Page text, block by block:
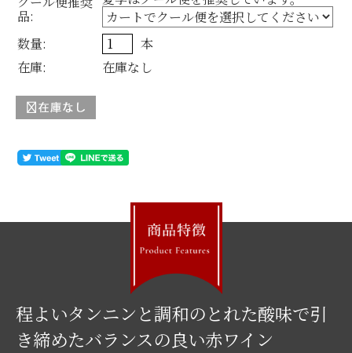
品:
数量:
本
在庫:
在庫なし
程よいタンニンと調和のとれた酸味で引
き締めたバランスの良い赤ワイン